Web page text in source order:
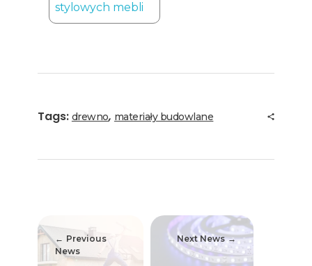
stylowych mebli
Tags: drewno, materiały budowlane
Previous
News
Next News